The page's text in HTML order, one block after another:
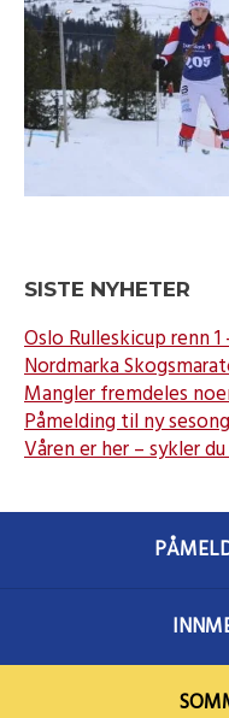
SISTE NYHETER
Oslo Rulleskicup renn
Nordmarka
Mangler fremdeles
Påmelding til ny
Våren er her – sykler